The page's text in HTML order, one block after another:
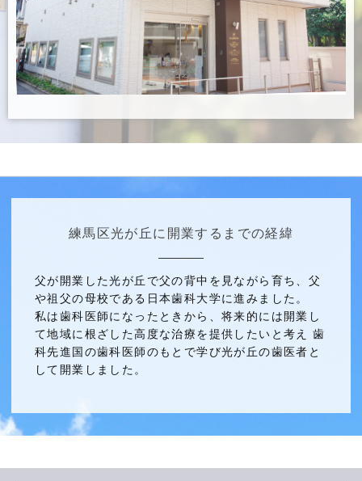
練馬区光が丘に開業するまでの経緯
父が開業した光が丘で父の背中を見ながら育ち、父
や祖父の母校である日本歯科大学に進みました。
私は歯科医師になったときから、将来的には開業し
て地域に根ざした高度な治療を提供したいと考え 歯
科先進国の歯科医師のもとで学び光が丘の歯医者と
して開業しました。